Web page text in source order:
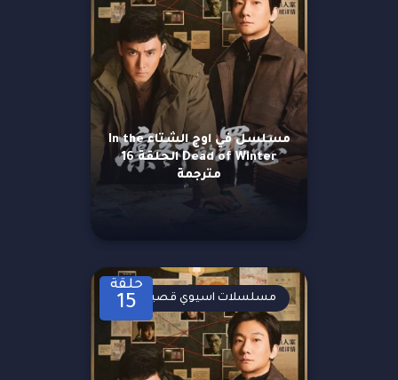
مسلسل في اوج الشتاء In the
Dead of Winter الحلقة 16
مترجمة
حلقة
15 مسلسلات اسيوي قصيرة